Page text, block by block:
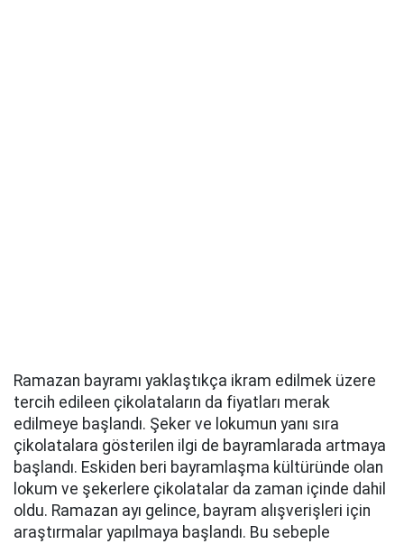
Ramazan bayramı yaklaştıkça ikram edilmek üzere
tercih edileen çikolataların da fiyatları merak
edilmeye başlandı. Şeker ve lokumun yanı sıra
çikolatalara gösterilen ilgi de bayramlarada artmaya
başlandı. Eskiden beri bayramlaşma kültüründe olan
lokum ve şekerlere çikolatalar da zaman içinde dahil
oldu. Ramazan ayı gelince, bayram alışverişleri için
araştırmalar yapılmaya başlandı. Bu sebeple